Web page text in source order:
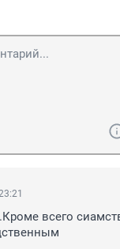
всего